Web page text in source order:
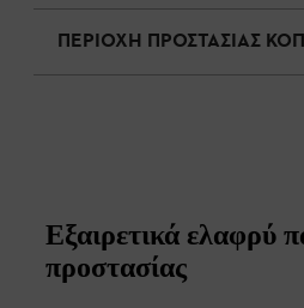
ΠΕΡΙΟΧΗ ΠΡΟΣΤΑΣΙΑΣ
Εξαιρετικά ελαφρύ
προστασίας